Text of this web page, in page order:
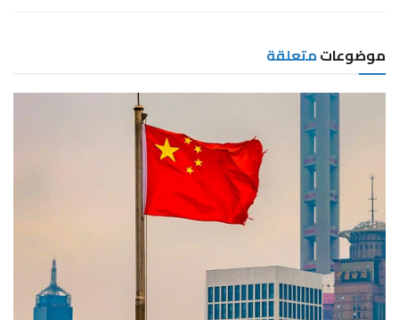
موضوعاتمتعلقة